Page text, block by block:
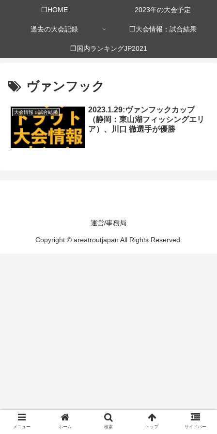
❒HOME 2023年の大会予定
過去の大会記録 ❒大会情報：試合結果
❒国内ランキングJP2021
ヴァンフック
大会情報：試合結果
2023.1.29:ヴァンフックカップ
（静岡：東山湖フィッシングエリ
ア）、川口 徹選手が優勝
運営/事務局
Copyright © areatroutjapan All Rights Reserved.
メニュー ホーム 検索 トップ サイドバー